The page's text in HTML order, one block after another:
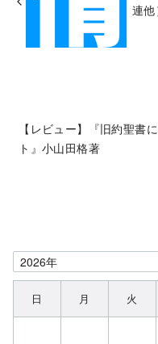
連他
【レビュー】『旧約聖書
ト』小山田格著
日 月 火